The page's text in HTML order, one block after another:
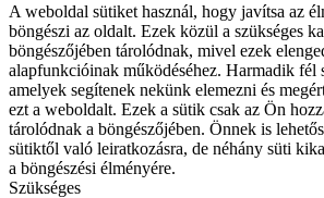
A weboldal sütiket használ, hogy javítsa az
böngészi az oldalt. Ezek közül a szükséges
böngészőjében tárolódnak, mivel ezek
alapfunkcióinak működéséhez. Harmadik fél
amelyek segítenek nekünk elemezni és
ezt a weboldalt. Ezek a sütik csak az Ön
tárolódnak a böngészőjében. Önnek is
sütiktől való leiratkozásra, de néhány süti
a böngészési élményére.
Szükséges